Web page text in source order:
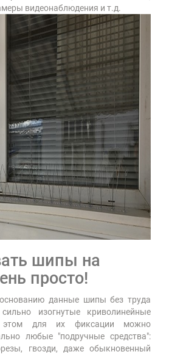
видеонаблюдения и т.д.
шипы на
просто!
данные шипы без труда
изогнутые криволинейные
этом для их фиксации можно
любые "подручные средства":
гвозди, даже обыкновенный